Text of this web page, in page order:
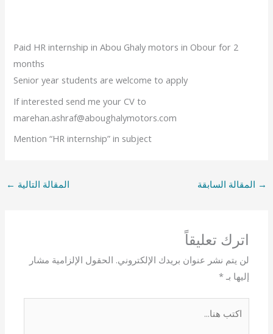
Paid HR internship in Abou Ghaly motors in Obour for 2
months
Senior year students are welcome to apply
If interested send me your CV to
marehan.ashraf@aboughalymotors.com
Mention “HR internship” in subject
→ المقالة السابقة المقالة التالية ←
اترك تعليقاً
لن يتم نشر عنوان بريدك الإلكتروني. الحقول الإلزامية مشار
إليها بـ*